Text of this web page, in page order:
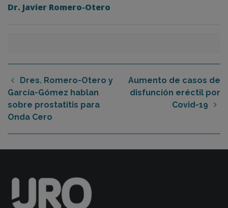
Dr. Javier Romero-Otero
Dres. Romero-Otero y
García-Gómez hablan
sobre prostatitis para
Onda Cero
Aumento de casos de
disfunción eréctil por
Covid-19